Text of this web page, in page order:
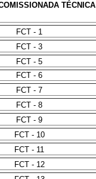
TÉCNICA
FCT - 1
FCT - 3
FCT - 5
FCT - 6
FCT - 7
FCT - 8
FCT - 9
FCT - 10
FCT - 11
FCT - 12